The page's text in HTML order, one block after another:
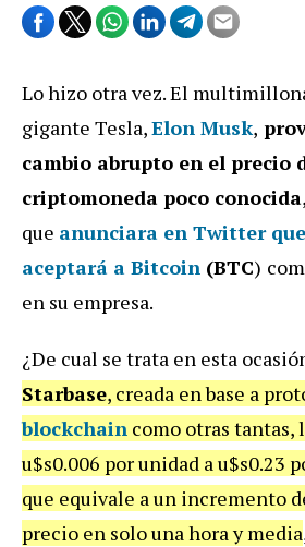
Lo hizo otra vez. El
gigante Tesla,Elon Musk,
cambio abrupto en el precio
criptomoneda poco conocida
que anunciara en Twitter
aceptará a Bitcoin (BTC)
en su empresa.
¿De cual se trata en esta
Starbase, creada en base a
blockchain como otras tantas,
u$s0.006 por unidad a u$s0.23
que equivale a un incremento
precio en solo una hora y media